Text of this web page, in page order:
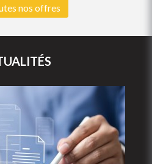
nos offres